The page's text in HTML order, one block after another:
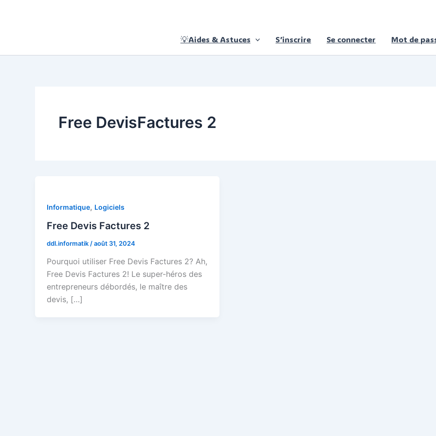
💡Aides & Astuces S’inscrire Se connecter Mot de
Free DevisFactures 2
Informatique, Logiciels
Free Devis Factures 2
ddl.informatik /août 31, 2024
Pourquoi utiliser Free Devis Factures 2? Ah,
Free Devis Factures 2! Le super-héros des
entrepreneurs débordés, le maître des
devis, […]